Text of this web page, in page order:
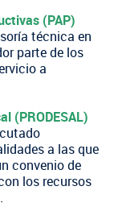
(PAP)
técnica en
parte de los
a
(PRODESAL)
a las que
convenio de
los recursos